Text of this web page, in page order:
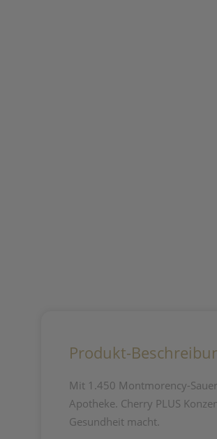
Produkt-
Mit 1.450 Montmorency-
Apotheke. Cherry PLUS
Gesundheit macht.